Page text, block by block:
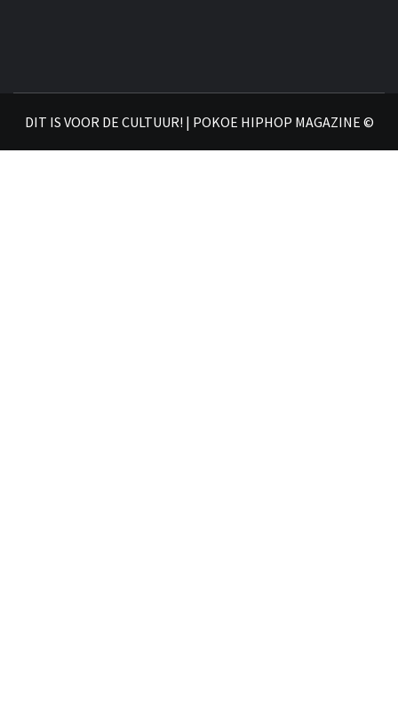
DIT IS VOOR DE CULTUUR! | POKOE HIPHOP MAGAZINE ©